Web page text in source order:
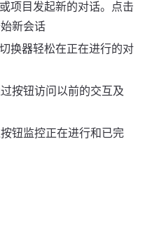
项目发起新的对话。点击
新会话
换器轻松在正在进行的对
过按钮访问以前的交互及
钮监控正在进行和已完